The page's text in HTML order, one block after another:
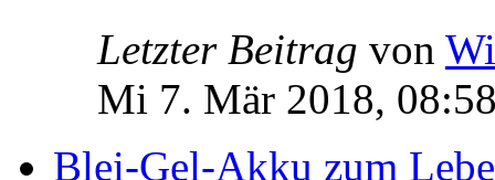
Letzter Beitrag von
Mi 7. Mär 2018,
Blei-Gel-Akku zum